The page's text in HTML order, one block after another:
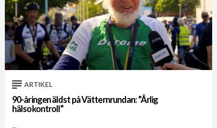
ARTIKEL
90-åringen äldst på Vätternrundan: ”Årlig
hälsokontroll”